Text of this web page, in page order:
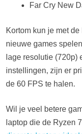
Far Cry New
Kortom kun je met
nieuwe games
lage resolutie (720p)
instellingen, zijn er
de 60 FPS te halen.
Wil je veel betere
laptop die de Ryzen